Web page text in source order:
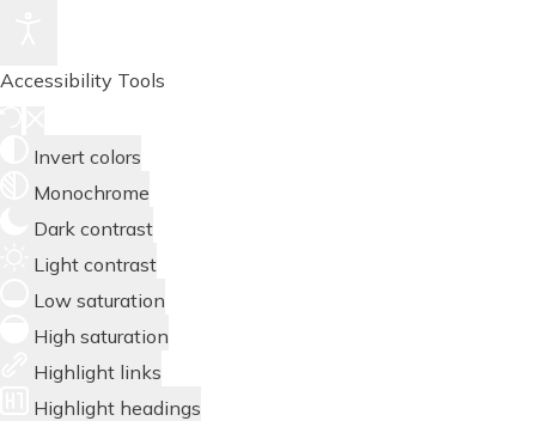
Accessibility Tools
Invert colors
Monochrome
Dark contrast
Light contrast
Low saturation
High saturation
Highlight links
Highlight headings